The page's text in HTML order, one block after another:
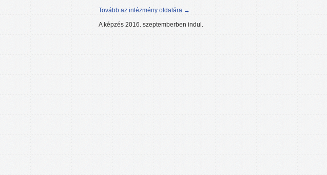
Tovább az intézmény oldalára →
A képzés 2016. szeptemberben indul.